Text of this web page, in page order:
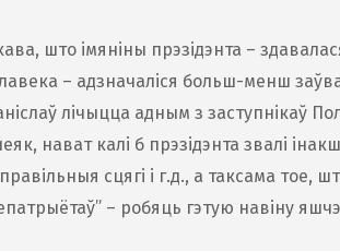
што імяніны прэзідэнта –
– адзначаліся больш-менш
лічыцца адным з заступнікаў
нават калі б прэзідэнта звалі
сцягі і г.д., а таксама тое,
– робяць гэтую навіну